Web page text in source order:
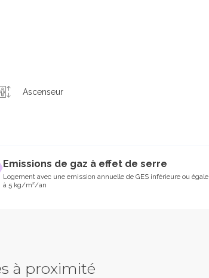
Ascenseur
Emissions de gaz à effet de serre
Logement avec une emission annuelle de GES inférieure ou égale
à 5 kg/m²/an
à proximité